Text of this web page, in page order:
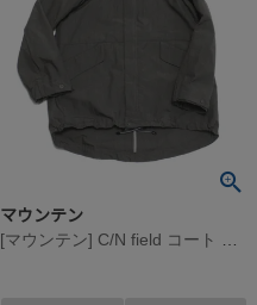
マウンテン
[マウンテン] C/N field コート チャコール